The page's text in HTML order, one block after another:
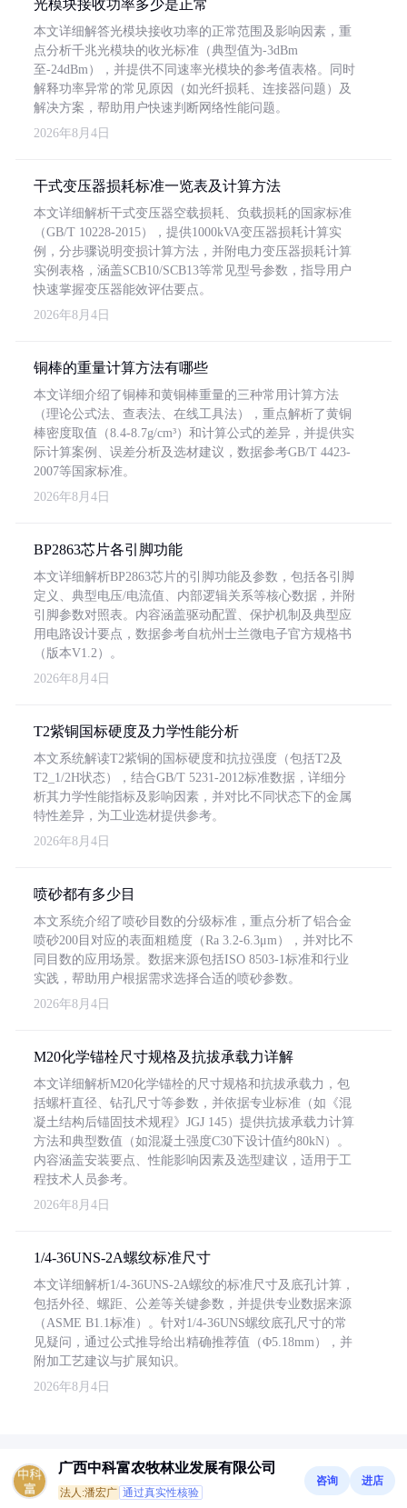
光模块接收功率多少是正常
本文详细解答光模块接收功率的正常范围及影响因素，重
点分析千兆光模块的收光标准（典型值为-3dBm
至-24dBm），并提供不同速率光模块的参考值表格。同时
解释功率异常的常见原因（如光纤损耗、连接器问题）及
解决方案，帮助用户快速判断网络性能问题。
2026年8月4日
干式变压器损耗标准一览表及计算方法
本文详细解析干式变压器空载损耗、负载损耗的国家标准
（GB/T 10228-2015），提供1000kVA变压器损耗计算实
例，分步骤说明变损计算方法，并附电力变压器损耗计算
实例表格，涵盖SCB10/SCB13等常见型号参数，指导用户
快速掌握变压器能效评估要点。
2026年8月4日
铜棒的重量计算方法有哪些
本文详细介绍了铜棒和黄铜棒重量的三种常用计算方法
（理论公式法、查表法、在线工具法），重点解析了黄铜
棒密度取值（8.4-8.7g/cm³）和计算公式的差异，并提供实
际计算案例、误差分析及选材建议，数据参考GB/T 4423-
2007等国家标准。
2026年8月4日
BP2863芯片各引脚功能
本文详细解析BP2863芯片的引脚功能及参数，包括各引脚
定义、典型电压/电流值、内部逻辑关系等核心数据，并附
引脚参数对照表。内容涵盖驱动配置、保护机制及典型应
用电路设计要点，数据参考自杭州士兰微电子官方规格书
（版本V1.2）。
2026年8月4日
T2紫铜国标硬度及力学性能分析
本文系统解读T2紫铜的国标硬度和抗拉强度（包括T2及
T2_1/2H状态），结合GB/T 5231-2012标准数据，详细分
析其力学性能指标及影响因素，并对比不同状态下的金属
特性差异，为工业选材提供参考。
2026年8月4日
喷砂都有多少目
本文系统介绍了喷砂目数的分级标准，重点分析了铝合金
喷砂200目对应的表面粗糙度（Ra 3.2-6.3μm），并对比不
同目数的应用场景。数据来源包括ISO 8503-1标准和行业
实践，帮助用户根据需求选择合适的喷砂参数。
2026年8月4日
M20化学锚栓尺寸规格及抗拔承载力详解
本文详细解析M20化学锚栓的尺寸规格和抗拔承载力，包
括螺杆直径、钻孔尺寸等参数，并依据专业标准（如《混
凝土结构后锚固技术规程》JGJ 145）提供抗拔承载力计算
方法和典型数值（如混凝土强度C30下设计值约80kN）。
内容涵盖安装要点、性能影响因素及选型建议，适用于工
程技术人员参考。
2026年8月4日
1/4-36UNS-2A螺纹标准尺寸
本文详细解析1/4-36UNS-2A螺纹的标准尺寸及底孔计算，
包括外径、螺距、公差等关键参数，并提供专业数据来源
（ASME B1.1标准）。针对1/4-36UNS螺纹底孔尺寸的常
见疑问，通过公式推导给出精确推荐值（Φ5.18mm），并
附加工艺建议与扩展知识。
2026年8月4日
广西中科富农牧林业发展有限公司
法人:潘宏广 通过真实性核验
咨询 进店